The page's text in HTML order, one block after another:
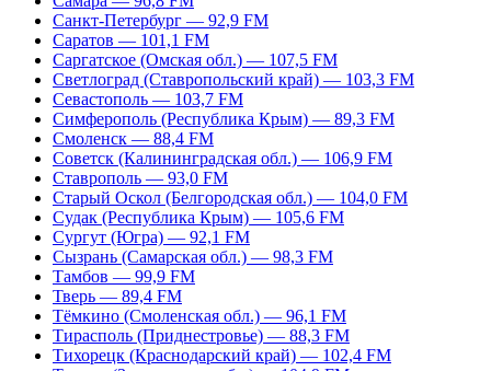
Санкт-Петербург — 92,9 FM
Саратов — 101,1 FM
Саргатское (Омская обл.) — 107,5 FM
Светлоград (Ставропольский край) — 103,3 FM
Севастополь — 103,7 FM
Симферополь (Республика Крым) — 89,3 FM
Смоленск — 88,4 FM
Советск (Калининградская обл.) — 106,9 FM
Ставрополь — 93,0 FM
Старый Оскол (Белгородская обл.) — 104,0 FM
Судак (Республика Крым) — 105,6 FM
Сургут (Югра) — 92,1 FM
Сызрань (Самарская обл.) — 98,3 FM
Тамбов — 99,9 FM
Тверь — 89,4 FM
Тёмкино (Смоленская обл.) — 96,1 FM
Тирасполь (Приднестровье) — 88,3 FM
Тихорецк (Краснодарский край) — 102,4 FM